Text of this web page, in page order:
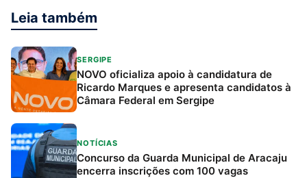
Leia também
SERGIPE
NOVO oficializa apoio à candidatura de
Ricardo Marques e apresenta candidatos à
Câmara Federal em Sergipe
NOTÍCIAS
Concurso da Guarda Municipal de Aracaju
encerra inscrições com 100 vagas